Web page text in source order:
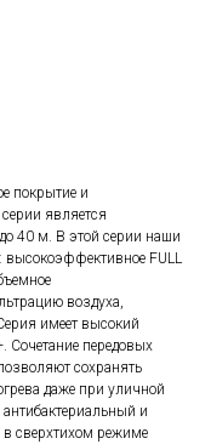
покрытие и
является
40 м. В этой серии наши
высокоэффективное FULL
воздуха,
имеет высокий
Сочетание передовых
сохранять
даже при уличной
и
сверхтихом режиме